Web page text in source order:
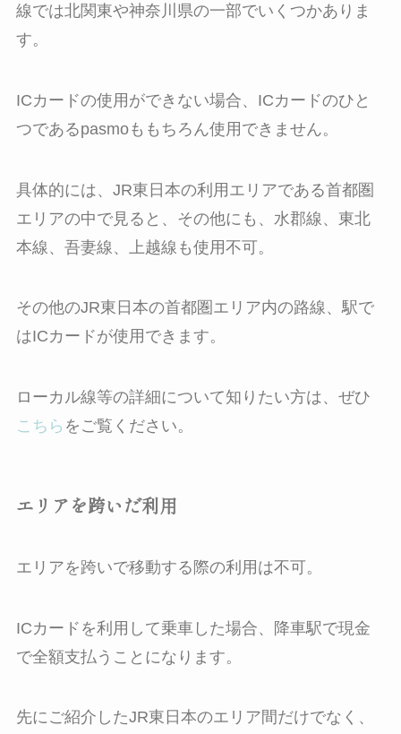
線では北関東や神奈川県の一部でいくつかありま
す。
ICカードの使用ができない場合、ICカードのひと
つであるpasmoももちろん使用できません。
具体的には、JR東日本の利用エリアである首都圏
エリアの中で見ると、その他にも、水郡線、東北
本線、吾妻線、上越線も使用不可。
その他のJR東日本の首都圏エリア内の路線、駅で
はICカードが使用できます。
ローカル線等の詳細について知りたい方は、ぜひ
こちら をご覧ください。
エリアを跨いだ利用
エリアを跨いで移動する際の利用は不可。
ICカードを利用して乗車した場合、降車駅で現金
で全額支払うことになります。
先にご紹介したJR東日本のエリア間だけでなく、